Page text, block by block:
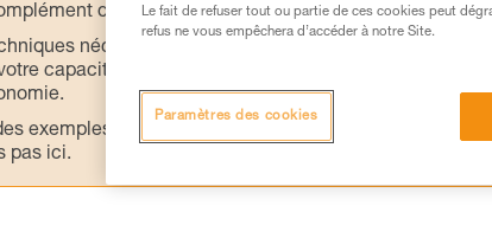
d’informations.
nécessite une formation et un entraînement
capacité à refaire la manipulation, seul, en toute
exemples de techniques liées à votre activité. Il peut
pas ici.
Le fait de refuser tout ou partie de ces cookies peut
refus ne vous empêchera d’accéder à notre Site.
Paramètres des cookies